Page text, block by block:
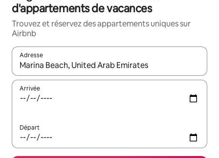
d'appartements de vacances
Trouvez et réservez des appartements uniques sur
Airbnb
Adresse
Lorsque les résultats s'affichent, utilisez les flèches vers le
Arrivée
Départ